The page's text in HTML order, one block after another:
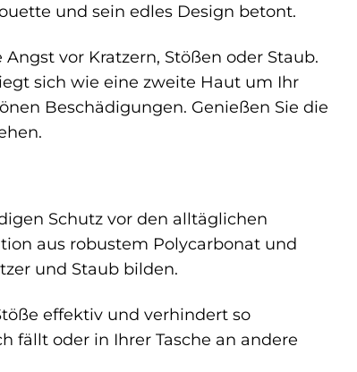
und sein edles Design betont.
vor Kratzern, Stößen oder Staub.
sich wie eine zweite Haut um Ihr
Beschädigungen. Genießen Sie die
Schutz vor den alltäglichen
aus robustem Polycarbonat und
und Staub bilden.
effektiv und verhindert so
fällt oder in Ihrer Tasche an andere